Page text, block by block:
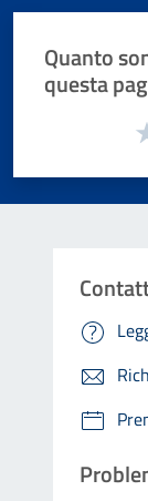
Quanto
questa
Valuta da 1 a